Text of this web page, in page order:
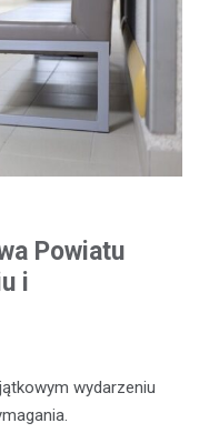
Powiatu
i
wydarzeniu